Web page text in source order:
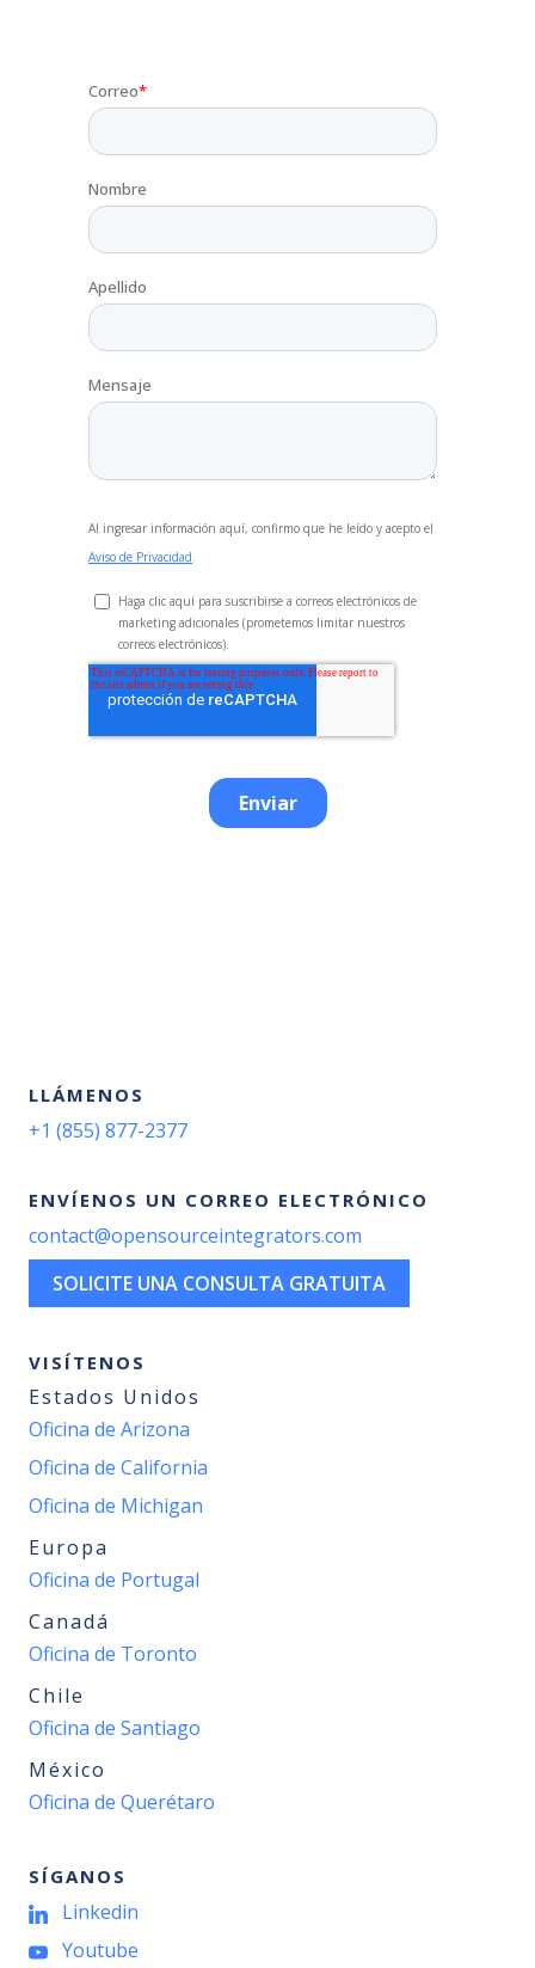
LLÁMENOS
+1 (855) 877-2377
ENVÍENOS UN CORREO ELECTRÓNICO
contact@opensourceintegrators.com
SOLICITE UNA CONSULTA GRATUITA
VISÍTENOS
Estados Unidos
Oficina de Arizona
Oficina de California
Oficina de Michigan
Europa
Oficina de Portugal
Canadá
Oficina de Toronto
Chile
Oficina de Santiago
México
Oficina de Querétaro
SÍGANOS
Linkedin
Youtube